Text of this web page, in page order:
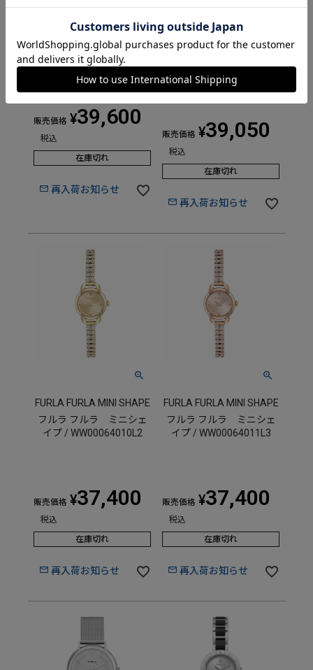
FURLA FURLA ESSENTIAL
フルラ フルラエッセンシ
ャル / WW00004011L3
販売価格 ¥39,600
税込
在庫切れ
再入荷お知らせ
FURLA FURLA TV SHAPE
フルラ フルラティーヴイ
シェイプ /
WW00048008L1
販売価格 ¥39,050
税込
在庫切れ
再入荷お知らせ
FURLA FURLA MINI SHAPE
フルラ フルラ ミニシェ
イプ / WW00064010L2
販売価格 ¥37,400
税込
在庫切れ
再入荷お知らせ
FURLA FURLA MINI SHAPE
フルラ フルラ ミニシェ
イプ / WW00064011L3
販売価格 ¥37,400
税込
在庫切れ
再入荷お知らせ